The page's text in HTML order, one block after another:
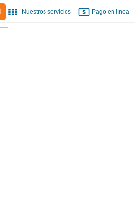
Nuestros servicios Pago en línea